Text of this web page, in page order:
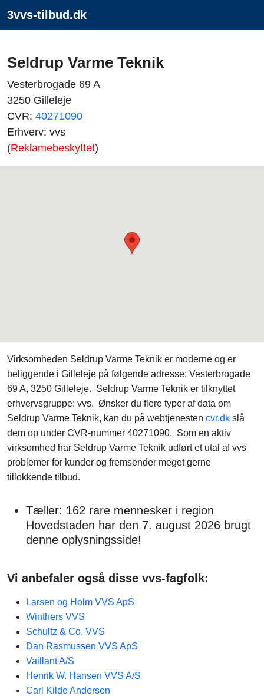
3vvs-tilbud.dk
Seldrup Varme Teknik
Vesterbrogade 69 A
3250 Gilleleje
CVR: 40271090
Erhverv: vvs
(Reklamebeskyttet)
Virksomheden Seldrup Varme Teknik er moderne og er
beliggende i Gilleleje på følgende adresse: Vesterbrogade
69 A, 3250 Gilleleje. Seldrup Varme Teknik er tilknyttet
erhvervsgruppe: vvs. Ønsker du flere typer af data om
Seldrup Varme Teknik, kan du på webtjenesten cvr.dk slå
dem op under CVR-nummer 40271090. Som en aktiv
virksomhed har Seldrup Varme Teknik udført et utal af vvs
problemer for kunder og fremsender meget gerne
tillokkende tilbud.
Tæller: 162 rare mennesker i region
Hovedstaden har den 7. august 2026 brugt
denne oplysningsside!
Vi anbefaler også disse vvs-fagfolk:
Larsen og Holm VVS ApS
Winthers VVS
Schultz & Co. VVS
Dan Rasmussen VVS ApS
Vaillant A/S
Henrik W. Hansen VVS A/S
Carl Kilde Andersen